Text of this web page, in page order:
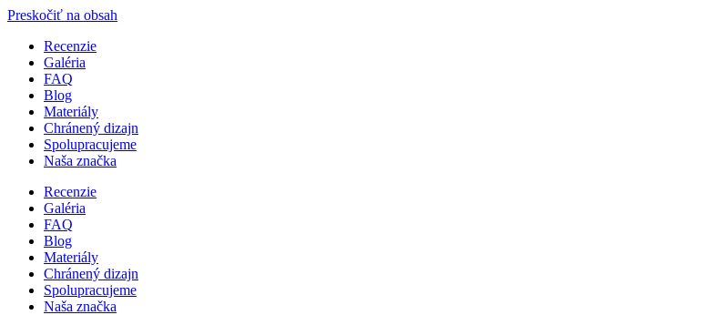
Preskočiť na obsah
Recenzie
Galéria
FAQ
Blog
Materiály
Chránený dizajn
Spolupracujeme
Naša značka
Recenzie
Galéria
FAQ
Blog
Materiály
Chránený dizajn
Spolupracujeme
Naša značka